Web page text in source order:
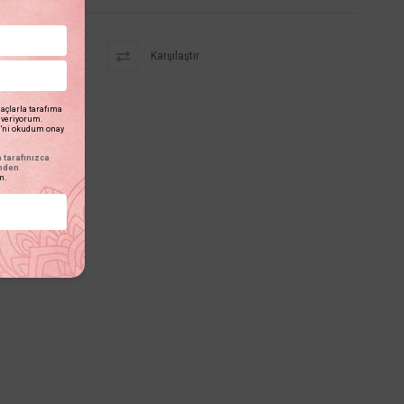
Karşılaştır
tarafıma
'ni okudum onay
tarafınızca